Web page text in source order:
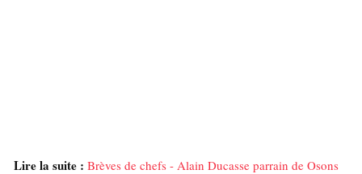
Lire la suite : Brèves de chefs - Alain Ducasse parrain de Osons